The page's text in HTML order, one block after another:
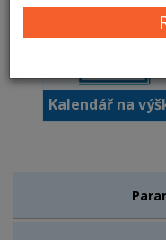
Kalendář na